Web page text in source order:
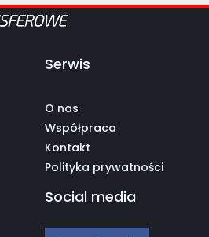
Serwis
O nas
Współpraca
Kontakt
Polityka prywatności
Social media